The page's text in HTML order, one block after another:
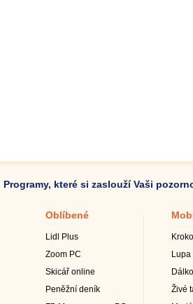
Programy, které si zaslouží Vaši
Oblíbené
Lidl Plus
Zoom PC
Skicář online
Peněžní deník
Živé